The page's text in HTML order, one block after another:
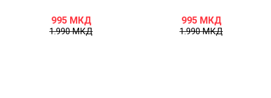
995 МКД
1.990МКД
995 МКД
1.990МКД